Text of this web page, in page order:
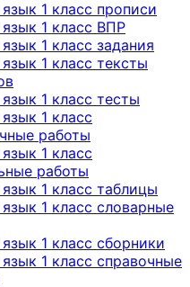
1 класс прописи
1 класс ВПР
1 класс задания
1 класс тексты
1 класс тесты
1 класс
работы
1 класс
работы
1 класс таблицы
1 класс словарные
1 класс сборники
1 класс справочные